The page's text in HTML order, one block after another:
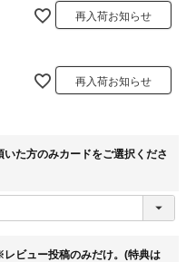
再入荷お知らせ
再入荷お知らせ
た方のみカードをご選択くださ
ビュー投稿のみだけ。(特典は